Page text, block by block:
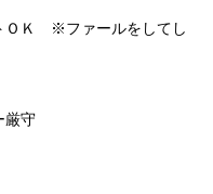
ＯＫ ※ファールをしてし
厳守